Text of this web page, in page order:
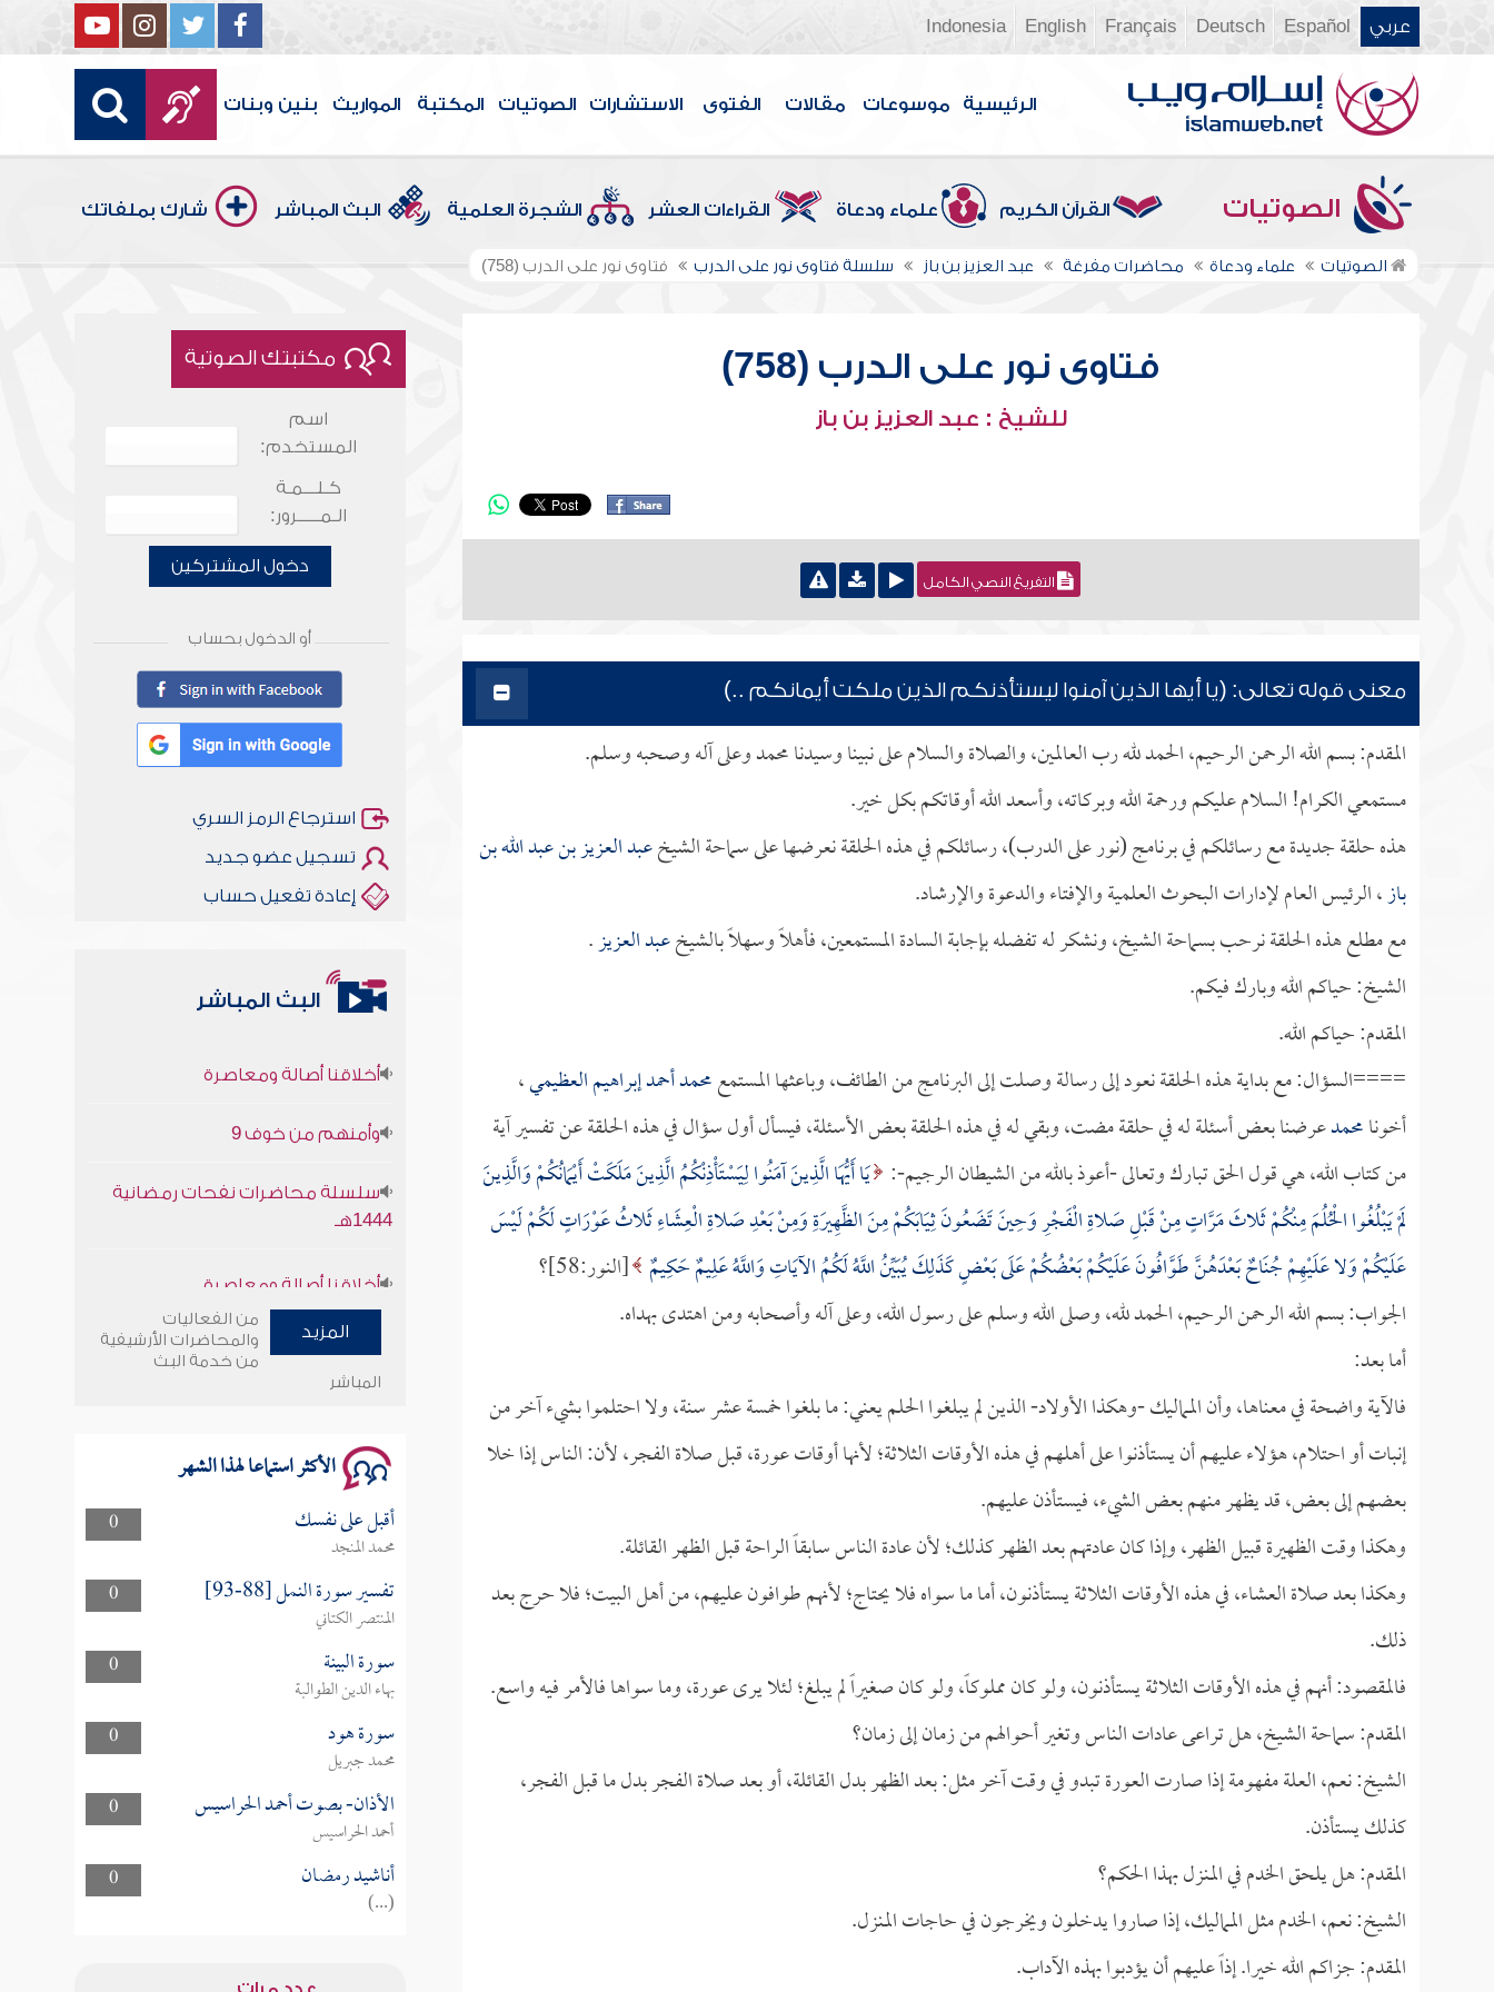
عربي Español
Deutsch
Français
English
Indonesia
الرئيسية موسوعات مقالات الفتوى الاستشارات الصوتيات المكتبة المواريث بنين وبنات
الصوتيات القرآن الكريم علماء ودعاة القراءات العشر الشجرة العلمية البث المباشر شارك بملفاتك
الصوتيات علماء ودعاة محاضرات مفرغة عبد العزيز بن باز سلسلة فتاوى نور على الدرب فتاوى نور على الدرب (758)
فتاوى نور على الدرب (758)
للشيخ : عبد العزيز بن باز
التفريغ النصي الكامل
معنى قوله تعالى: (يا أيها الذين آمنوا ليستأذنكم الذين ملكت أيمانكم ..)
المقدم: بسم الله الرحمن الرحيم، الحمد لله رب العالمين، والصلاة والسلام على نبينا وسيدنا محمد وعلى آله وصحبه وسلم.
مستمعي الكرام! السلام عليكم ورحمة الله وبركاته، وأسعد الله أوقاتكم بكل خير.
هذه حلقة جديدة مع رسائلكم في برنامج (نور على الدرب)، رسائلكم في هذه الحلقة نعرضها على سماحة الشيخعبد العزيز بن عبد الله بن
باز، الرئيس العام لإدارات البحوث العلمية والإفتاء والدعوة والإرشاد.
مع مطلع هذه الحلقة نرحب بسماحة الشيخ، ونشكر له تفضله بإجابة السادة المستمعين، فأهلاً وسهلاً بالشيخعبد العزيز.
الشيخ: حياكم الله وبارك فيكم.
المقدم: حياكم الله.
====السؤال: مع بداية هذه الحلقة نعود إلى رسالة وصلت إلى البرنامج من الطائف، وباعثها المستمعمحمد أحمد إبراهيم العظيمي،
أخونامحمدعرضنا بعض أسئلة له في حلقة مضت، وبقي له في هذه الحلقة بعض الأسئلة، فيسأل أول سؤال في هذه الحلقة عن تفسير آية
من كتاب الله، هي قول الحق تبارك وتعالى -أعوذ بالله من الشيطان الرجيم-: يَا أَيُّهَا الَّذِينَ آمَنُوا لِيَسْتَأْذِنْكُمُ الَّذِينَ مَلَكَتْ أَيْمَانُكُمْ وَالَّذِينَ
لَمْ يَبْلُغُوا الْحُلُمَ مِنْكُمْ ثَلاثَ مَرَّاتٍ مِنْ قَبْلِ صَلاةِ الْفَجْرِ وَحِينَ تَضَعُونَ ثِيَابَكُمْ مِنَ الظَّهِيرَةِ وَمِنْ بَعْدِ صَلاةِ الْعِشَاءِ ثَلاثُ عَوْرَاتٍ لَكُمْ لَيْسَ
عَلَيْكُمْ وَلا عَلَيْهِمْ جُنَاحٌ بَعْدَهُنَّ طَوَّافُونَ عَلَيْكُمْ بَعْضُكُمْ عَلَى بَعْضٍ كَذَلِكَ يُبَيِّنُ اللَّهُ لَكُمُ الآيَاتِ وَاللَّهُ عَلِيمٌ حَكِيمٌ [النور:58]؟
الجواب: بسم الله الرحمن الرحيم، الحمد لله، وصلى الله وسلم على رسول الله، وعلى آله وأصحابه ومن اهتدى بهداه.
أما بعد:
فالآية واضحة في معناها، وأن المماليك -وهكذا الأولاد- الذين لم يبلغوا الحلم يعني: ما بلغوا خمسة عشر سنة، ولا احتلموا بشيء آخر من
إنبات أو احتلام، هؤلاء عليهم أن يستأذنوا على أهلهم في هذه الأوقات الثلاثة؛ لأنها أوقات عورة، قبل صلاة الفجر، لأن: الناس إذا خلا
بعضهم إلى بعض، قد يظهر منهم بعض الشيء، فيستأذن عليهم.
وهكذا وقت الظهيرة قبيل الظهر، وإذا كان عادتهم بعد الظهر كذلك؛ لأن عادة الناس سابقاً الراحة قبل الظهر القائلة.
وهكذا بعد صلاة العشاء، في هذه الأوقات الثلاثة يستأذنون، أما ما سواه فلا يحتاج؛ لأنهم طوافون عليهم، من أهل البيت؛ فلا حرج بعد
ذلك.
فالمقصود: أنهم في هذه الأوقات الثلاثة يستأذنون، ولو كان مملوكاً، ولو كان صغيراً لم يبلغ؛ لئلا يرى عورة، وما سواها فالأمر فيه واسع.
المقدم: سماحة الشيخ، هل تراعى عادات الناس وتغير أحوالهم من زمان إلى زمان؟
الشيخ: نعم، العلة مفهومة إذا صارت العورة تبدو في وقت آخر مثل: بعد الظهر بدل القائلة، أو بعد صلاة الفجر بدل ما قبل الفجر،
كذلك يستأذن.
المقدم: هل يلحق الخدم في المنزل بهذا الحكم؟
الشيخ: نعم، الخدم مثل المماليك، إذا صاروا يدخلون ويخرجون في حاجات المنزل.
المقدم: جزاكم الله خيرا. إذاً عليهم أن يؤدبوا بهذه الآداب.
مكتبتك الصوتية
اسم
المستخدم:
كـلـــمـة
الـمـــــرور:
دخول المشتركين
أو الدخول بحساب
استرجاع الرمز السري
تسجيل عضو جديد
إعادة تفعيل حساب
البث المباشر
1444هـ
وأمنهم من خوف 9
سلسلة محاضرات نفحات رمضانية
1444هـ
المزيد
من الفعاليات
والمحاضرات الأرشيفية
من خدمة البث
المباشر
الأكثر استماعا لهذا الشهر
0 أقبل على نفسك
محمد المنجد
0
تفسير سورة النمل [88-93]
المنتصر الكتاني
0
سورة البينة
بهاء الدين الطوالبة
0
سورة هود
محمد جبريل
0
الأذان- بصوت أحمد الحراسيس
أحمد الحراسيس
0
أناشيد رمضان
(...)